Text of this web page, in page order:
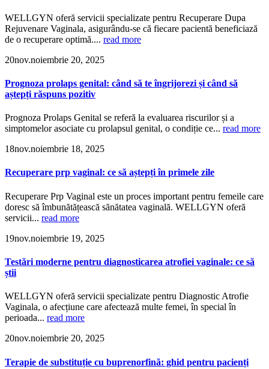
WELLGYN oferă servicii specializate pentru Recuperare Dupa
Rejuvenare Vaginala, asigurându-se că fiecare pacientă beneficiază
de o recuperare optimă.... read more
20nov.noiembrie 20, 2025
Prognoza prolaps genital: când să te îngrijorezi și când să
aștepți răspuns pozitiv
Prognoza Prolaps Genital se referă la evaluarea riscurilor și a
simptomelor asociate cu prolapsul genital, o condiție ce... read more
18nov.noiembrie 18, 2025
Recuperare prp vaginal: ce să aștepți în primele zile
Recuperare Prp Vaginal este un proces important pentru femeile care
doresc să îmbunătățească sănătatea vaginală. WELLGYN oferă
servicii... read more
19nov.noiembrie 19, 2025
Testări moderne pentru diagnosticarea atrofiei vaginale: ce să
știi
WELLGYN oferă servicii specializate pentru Diagnostic Atrofie
Vaginala, o afecțiune care afectează multe femei, în special în
perioada... read more
20nov.noiembrie 20, 2025
Terapie de substituție cu buprenorfină: ghid pentru pacienți